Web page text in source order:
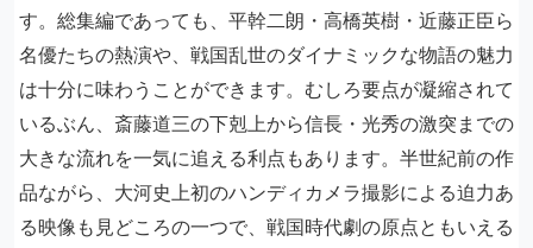
す。総集編であっても、平幹二朗・高橋英樹・近藤正臣ら
名優たちの熱演や、戦国乱世のダイナミックな物語の魅力
は十分に味わうことができます。むしろ要点が凝縮されて
いるぶん、斎藤道三の下剋上から信長・光秀の激突までの
大きな流れを一気に追える利点もあります。半世紀前の作
品ながら、大河史上初のハンディカメラ撮影による迫力あ
る映像も見どころの一つで、戦国時代劇の原点ともいえる